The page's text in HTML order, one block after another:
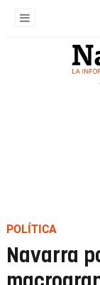
POLÍTICA
Navarra